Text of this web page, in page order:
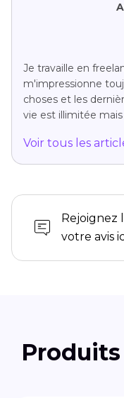
Je travaille en
m'impressionne
choses et les
vie est illimitée
Voir tous les
Rejoignez
votre avis